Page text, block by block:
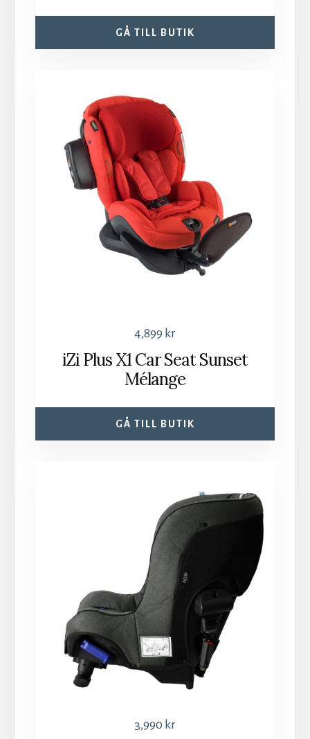
GÅ TILL BUTIK
4,899 kr
iZi Plus X1 Car Seat Sunset
Mélange
GÅ TILL BUTIK
3,990 kr